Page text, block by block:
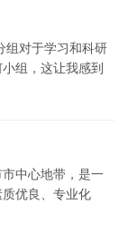
组对于学习和科研
组，这让我感到
中心地带，是一
优良、专业化